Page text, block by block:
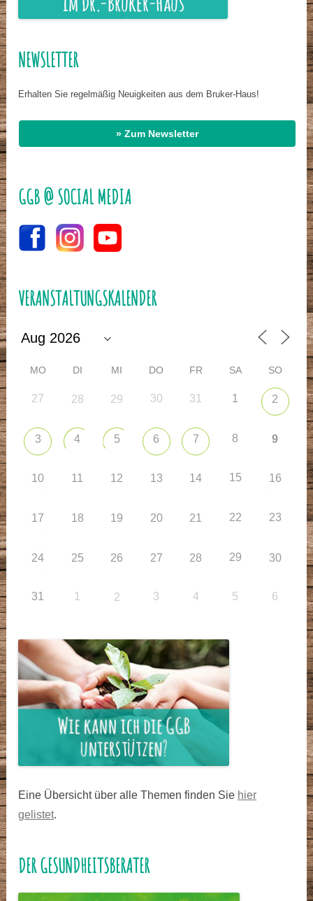
NEWSLETTER
Erhalten Sie regelmäßig Neuigkeiten aus dem Bruker-Haus!
» Zum Newsletter
GGB @ SOCIAL MEDIA
VERANSTALTUNGSKALENDER
MO DI MI DO FR SA SO
27 28 29 30 31 1 2
3 4 5 6 7 8 9
10 11 12 13 14 15 16
17 18 19 20 21 22 23
24 25 26 27 28 29 30
31 1 2 3 4 5 6
Eine Übersicht über alle Themen finden Sie hier
gelistet.
DER GESUNDHEITSBERATER